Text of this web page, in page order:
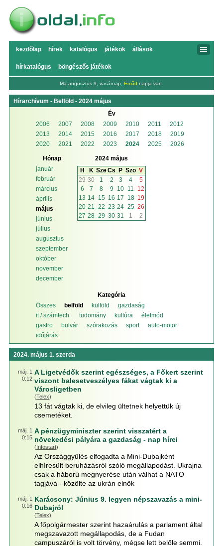
kezdőlap hírek katalógus játékok állások
hírkatalógus böngészős játékok
Ma augusztus 9, vasárnap, Emőd napja van.
Hírarchívum - Belföld - 2024 május
Év
2006
2007 2008 2009 2010 2011
2012
2013
2014 2015 2016 2017 2018
2019
2020
2021 2022 2023 2024 2025 2026
Hónap
január
február
március
április
május
június
július
augusztus
szeptember
október
november
december
2024 május
H
K SzeCs P Szo V
29 30 1 2 3 4
5
6
7 8 9 10 11
12
13 14 15 16 17 18 19
20 21 22 23 24 25 26
27 28 29 30 31 1 2
Kategória
Összes
belföld külföld
gazdaság
it / számtech.
tudomány kultúra
életmód
gastro
bulvár szórakozás sport
auto-motor
időjárás
2024. május 1. szerda
máj. 1
0:12
A Ligetvédők szerint egészséges, a Főkert szerint
viszont balesetveszélyes fákat vágtak ki a
Városligetben
(Telex)
13 fát vágtak ki, de elvileg ültetnek helyettük új
csemetéket.
máj. 1
0:15
A pénzügyminiszter szerint visszatért a
növekedési pályára a gazdaság - nap hírei
(Infostart)
Az Országgyűlés elfogadta a Mini-Dubajként
elhíresült beruházásról szóló megállapodást. Ukrajna
csak a háború megnyerése után válhat a NATO
tagjává - közölte az ukrán elnök
máj. 1
0:16
Karácsony: Június 9. legyen népszavazás a mini-
Dubajról
(Telex)
A főpolgármester szerint hazaárulás a parlament által
megszavazott megállapodás, de a Fudan
campuszáról is volt törvény, mégse lett belőle semmi.